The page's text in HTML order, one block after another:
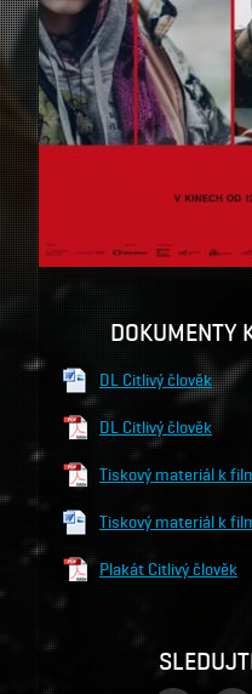
DOKUMENTY
DL Citlivý člověk
DL Citlivý člověk
Tiskový materiál k
Tiskový materiál k
Plakát Citlivý člověk